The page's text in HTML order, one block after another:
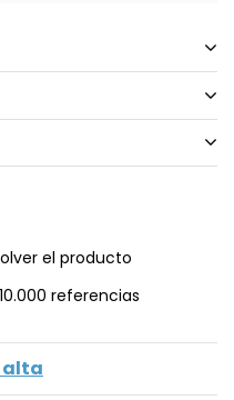
el producto
referencias
alta